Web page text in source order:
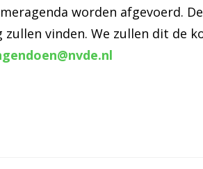
worden afgevoerd.
vinden. We zullen dit de